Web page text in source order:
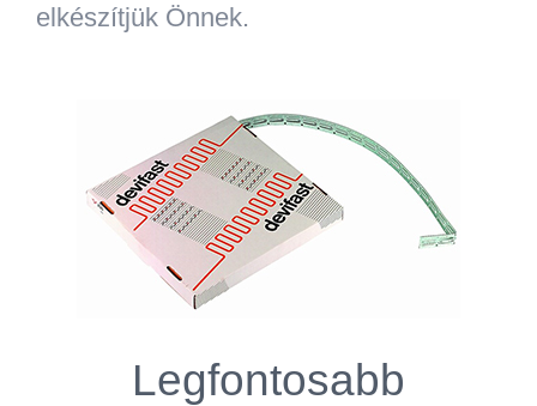
elkészítjük Önnek.
Legfontosabb